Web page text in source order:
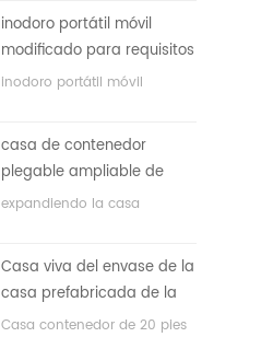
inodoro portátil móvil
modificado para requisitos
particulares barato de
inodoro portátil móvil
casa de contenedor
plegable ampliable de
bajo precio
expandiendo la casa
Casa viva del envase de la
casa prefabricada de la
prueba de fuego de los
Casa contenedor de 20 pies